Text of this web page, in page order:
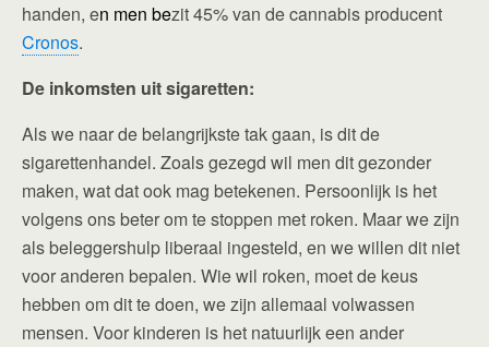
handen, en men bezit 45% van de cannabis producent
Cronos.
De inkomsten uit sigaretten:
Als we naar de belangrijkste tak gaan, is dit de
sigarettenhandel. Zoals gezegd wil men dit gezonder
maken, wat dat ook mag betekenen. Persoonlijk is het
volgens ons beter om te stoppen met roken. Maar we zijn
als beleggershulp liberaal ingesteld, en we willen dit niet
voor anderen bepalen. Wie wil roken, moet de keus
hebben om dit te doen, we zijn allemaal volwassen
mensen. Voor kinderen is het natuurlijk een ander